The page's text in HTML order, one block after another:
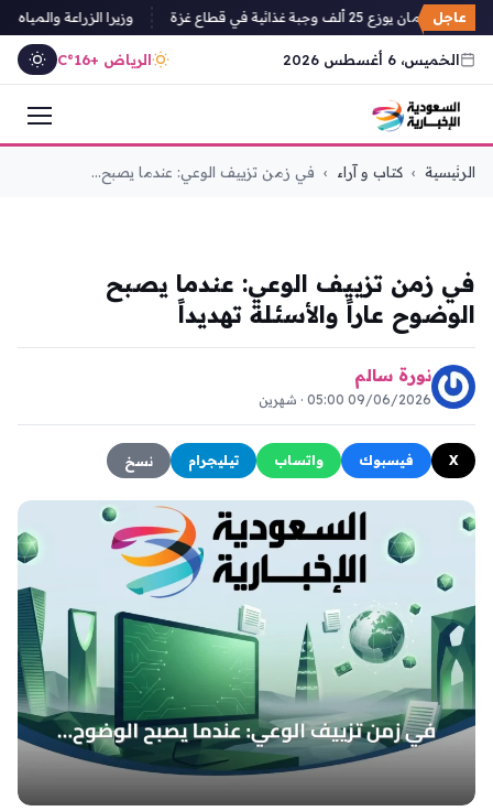
عاجل
يوزع 25 ألف وجبة غذائية في قطاع غزة وزيرا الزراعة والمياه
الخميس، 6 أغسطس 2026 الرياض +16°C
التجاوز
الرئيسية › كتاب و آراء › في زمن تزييف الوعي: عندما يصبح...
في زمن تزييف الوعي: عندما يصبح
الوضوح عاراً والأسئلة تهديداً
نورة سالم
09/06/2026 05:00 · شهرين
X فيسبوك واتساب تيليجرام نسخ